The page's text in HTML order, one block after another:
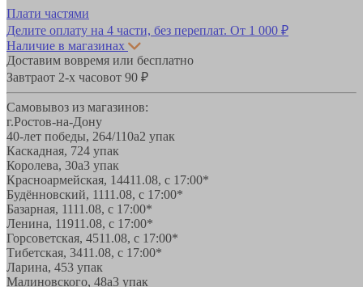
Плати частями
Делите оплату на 4 части, без переплат. От 1 000 ₽
Наличие в магазинах
Доставим вовремя или бесплатно
Завтраот 2-х часовот 90 ₽
Самовывоз из магазинов:
г.Ростов-на-Дону
40-лет победы, 264/110а2 упак
Каскадная, 724 упак
Королева, 30а3 упак
Красноармейская, 14411.08, с 17:00*
Будённовский, 1111.08, с 17:00*
Базарная, 1111.08, с 17:00*
Ленина, 11911.08, с 17:00*
Горсоветская, 4511.08, с 17:00*
Тибетская, 3411.08, с 17:00*
Ларина, 453 упак
Малиновского, 48а3 упак